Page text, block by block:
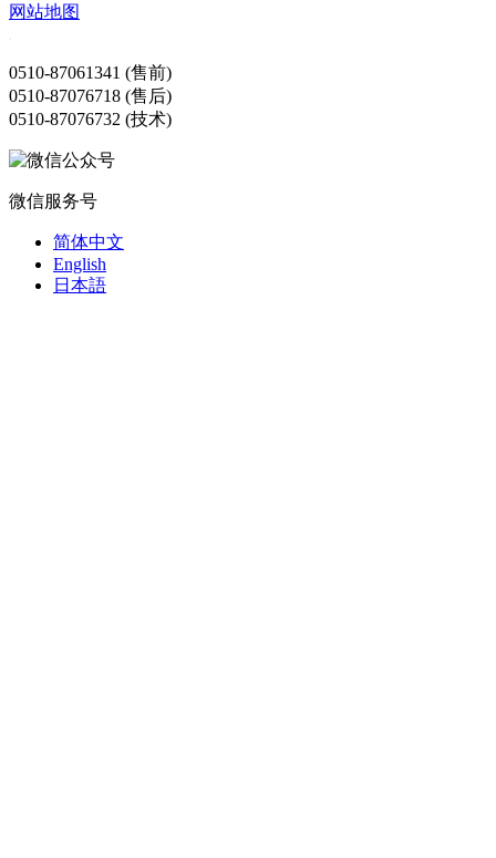
网站地图
0510-87061341 (售前)
0510-87076718 (售后)
0510-87076732 (技术)
微信服务号
简体中文
English
日本語